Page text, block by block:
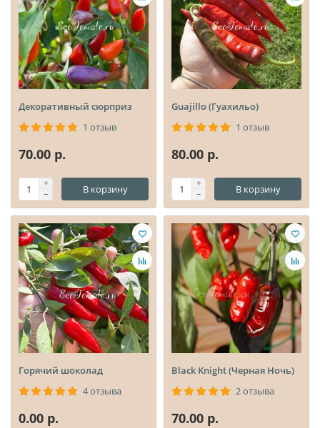
Декоративный сюрприз
1 отзыв
70.00 р.
В корзину
Guajillo (Гуахильо)
1 отзыв
80.00 р.
В корзину
Горячий шоколад
4 отзыва
0.00 р.
Black Knight (Черная Ночь)
2 отзыва
70.00 р.